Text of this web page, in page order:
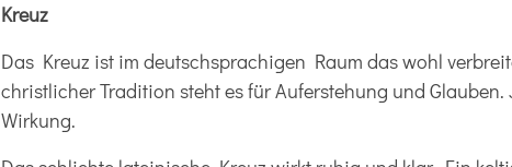
Kreuz
Das Kreuz ist im deutschsprachigen Raum das wohl
christlicher Tradition steht es für Auferstehung und
Wirkung.